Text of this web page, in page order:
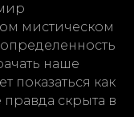
мистическом
наше
показаться как
скрыта в